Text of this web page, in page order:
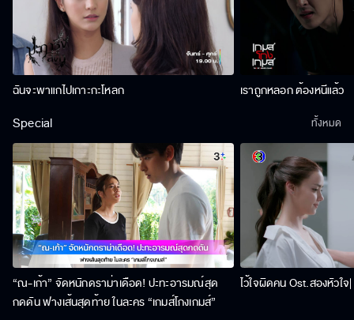
ฉันจะพาแกไปเกาะกะโหลก เราถูกหลอก ต้องหนีแล้ว
Special
“ณ-เก้า” จัดหนักดราม่าเดือด! ปะทะอารมณ์สุด
กดดัน ฟางเส้นสุดท้าย ในละคร “เกมส์โกงเกมส์”
ไว้ใจผิดคน Ost.สองหัวใ
ทั้งหมด